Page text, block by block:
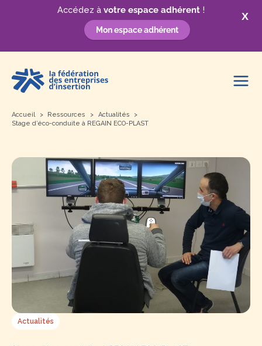
X
Accédez à votre espace adhérent !
Mon espace adhérent
contenu
Accueil Ressources
Actualités
Stage d’éco-conduite à REGAIN ECO-PLAST
Actualités